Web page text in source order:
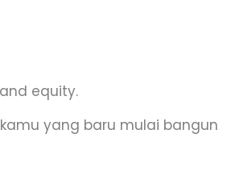
equity.
yang baru mulai bangun